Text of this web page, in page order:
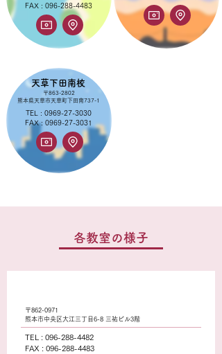
FAX : 096-288-4483
天草下田南校
〒863-2802
​熊本県天草市天草町下田南737-1
TEL : 0969-27-3030
FAX : 0969-27-3031
各教室の様子
〒862-0971
​熊本市中央区大江三丁目6-8 三祐ビル3階
TEL : 096-288-4482
FAX : 096-288-4483